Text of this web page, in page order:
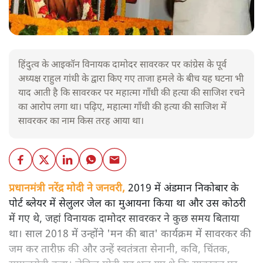
हिंदुत्व के आइकॉन विनायक दामोदर सावरकर पर कांग्रेस के पूर्व
अध्यक्ष राहुल गांधी के द्वारा किए गए ताजा हमले के बीच यह घटना भी
याद आती है कि सावरकर पर महात्मा गाँधी की हत्या की साजिश रचने
का आरोप लगा था। पढ़िए, महात्मा गाँधी की हत्या की साजिश में
सावरकर का नाम किस तरह आया था।
प्रधानमंत्री नरेंद्र मोदी ने जनवरी, 2019 में अंडमान निकोबार के
पोर्ट ब्लेयर में सेलुलर जेल का मुआयना किया था और उस कोठरी
में गए थे, जहां विनायक दामोदर सावरकर ने कुछ समय बिताया
था। साल 2018 में उन्होंने 'मन की बात' कार्यक्रम में सावरकर की
जम कर तारीफ़ की और उन्हें स्वतंत्रता सेनानी, कवि, चिंतक,